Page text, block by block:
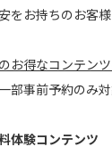
をお持ちのお客
お得なコンテン
部事前予約のみ
体験コンテンツ